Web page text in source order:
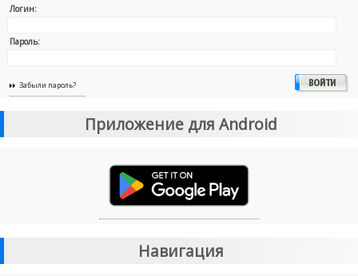
Логин:
Пароль:
Забыли пароль?
Приложение для Android
Навигация